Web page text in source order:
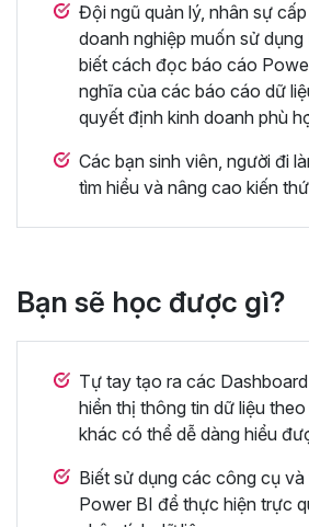
Đội ngũ quản lý, nhân sự
doanh nghiệp muốn sử
biết cách đọc báo cáo
nghĩa của các báo cáo dữ
quyết định kinh doanh phù
Các bạn sinh viên, người đi
tìm hiểu và nâng cao kiến
Bạn sẽ học được gì?
Tự tay tạo ra các
hiển thị thông tin dữ liệu
khác có thể dễ dàng hiểu
Biết sử dụng các công cụ
Power BI để thực hiện trực